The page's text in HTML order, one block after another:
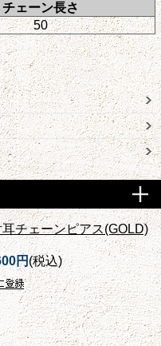
チェーン長さ
50
チェーンピアス(GOLD)
円(税込)